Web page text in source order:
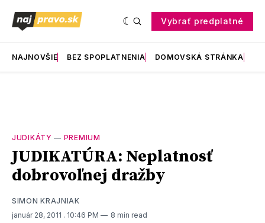
Vybrať predplatné
NAJNOVŠIE BEZ SPOPLATNENIA DOMOVSKÁ STRÁNKA
JUDIKÁTY — PREMIUM
JUDIKATÚRA: Neplatnosť
dobrovoľnej dražby
SIMON KRAJNIAK
január 28, 2011 . 10:46 PM 8 min read